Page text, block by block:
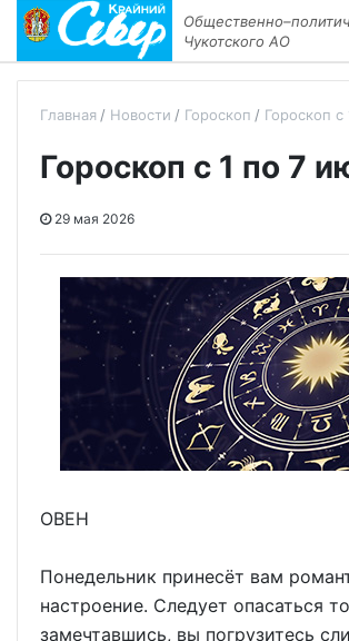
Чукотского АО
Главная Новости Гороскоп Гороскоп
Гороскоп с 1 по 7
29 мая 2026
ОВЕН
Понедельник принесёт вам
настроение. Следует опасаться
замечтавшись, вы погрузитесь